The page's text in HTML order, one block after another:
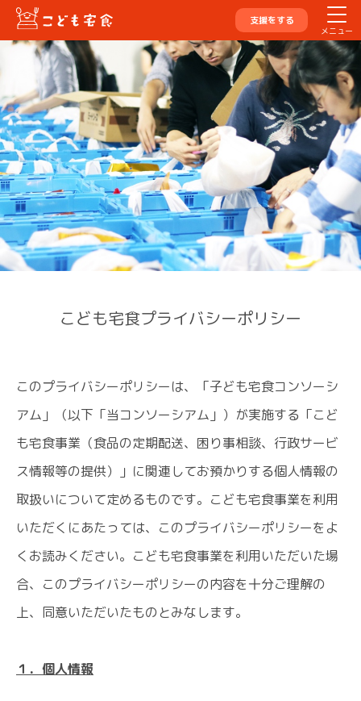
メニュー
支援をする
こども宅食プライバシーポリシー
このプライバシーポリシーは、「子ども宅食コンソーシ
アム」（以下「当コンソーシアム」）が実施する「こど
も宅食事業（食品の定期配送、困り事相談、行政サービ
ス情報等の提供）」に関連してお預かりする個人情報の
取扱いについて定めるものです。こども宅食事業を利用
いただくにあたっては、このプライバシーポリシーをよ
くお読みください。こども宅食事業を利用いただいた場
合、このプライバシーポリシーの内容を十分ご理解の
上、同意いただいたものとみなします。
１．個人情報